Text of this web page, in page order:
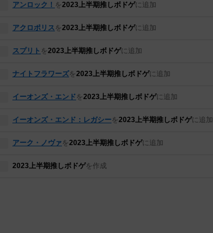
アンロック！ を2023上半期推しボドゲに追加
アクロポリス を2023上半期推しボドゲに追加
スプリト を2023上半期推しボドゲに追加
ナイトフラワーズを2023上半期推しボドゲに追加
イーオンズ・エンド を2023上半期推しボドゲに追加
イーオンズ・エンド：レガシーを2023上半期推しボドゲに追加
アーク・ノヴァ を2023上半期推しボドゲに追加
2023上半期推しボドゲを作成